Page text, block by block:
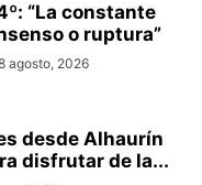
“La constante
o ruptura”
agosto, 2026
desde Alhaurín
disfrutar de la...